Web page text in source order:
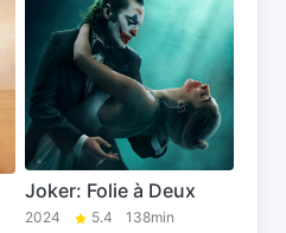
Joker: Folie à Deux
2024 5.4 138min